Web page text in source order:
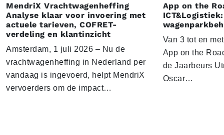
MendriX Vrachtwagenheffing
Analyse klaar voor invoering met
actuele tarieven, COFRET-
verdeling en klantinzicht
Amsterdam, 1 juli 2026 – Nu de
vrachtwagenheffing in Nederland per
vandaag is ingevoerd, helpt MendriX
vervoerders om de impact…
App on the
Van 3 tot en
App on the
de Jaarbeurs
Oscar…